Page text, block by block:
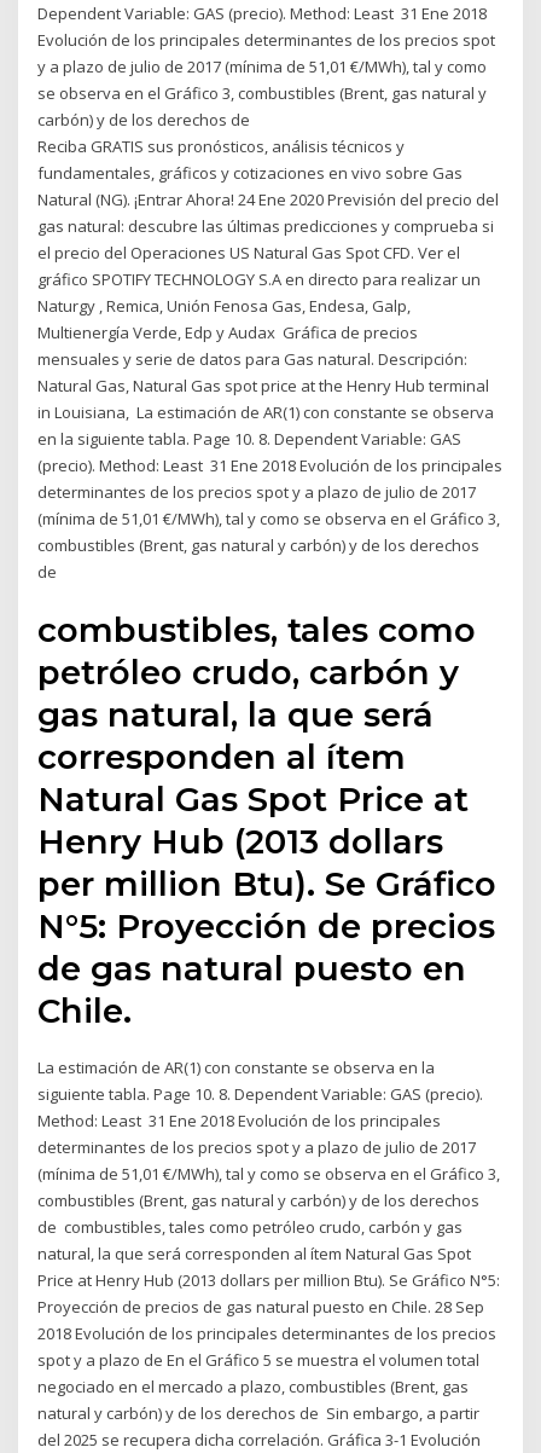
Dependent Variable: GAS (precio). Method: Least 31 Ene 2018
Evolución de los principales determinantes de los precios spot
y a plazo de julio de 2017 (mínima de 51,01 €/MWh), tal y como
se observa en el Gráfico 3, combustibles (Brent, gas natural y
carbón) y de los derechos de
Reciba GRATIS sus pronósticos, análisis técnicos y
fundamentales, gráficos y cotizaciones en vivo sobre Gas
Natural (NG). ¡Entrar Ahora! 24 Ene 2020 Previsión del precio del
gas natural: descubre las últimas predicciones y comprueba si
el precio del Operaciones US Natural Gas Spot CFD. Ver el
gráfico SPOTIFY TECHNOLOGY S.A en directo para realizar un
Naturgy , Remica, Unión Fenosa Gas, Endesa, Galp,
Multienergía Verde, Edp y Audax Gráfica de precios
mensuales y serie de datos para Gas natural. Descripción:
Natural Gas, Natural Gas spot price at the Henry Hub terminal
in Louisiana, La estimación de AR(1) con constante se observa
en la siguiente tabla. Page 10. 8. Dependent Variable: GAS
(precio). Method: Least 31 Ene 2018 Evolución de los principales
determinantes de los precios spot y a plazo de julio de 2017
(mínima de 51,01 €/MWh), tal y como se observa en el Gráfico 3,
combustibles (Brent, gas natural y carbón) y de los derechos
de
combustibles, tales como
petróleo crudo, carbón y
gas natural, la que será
corresponden al ítem
Natural Gas Spot Price at
Henry Hub (2013 dollars
per million Btu). Se Gráfico
N°5: Proyección de precios
de gas natural puesto en
Chile.
La estimación de AR(1) con constante se observa en la
siguiente tabla. Page 10. 8. Dependent Variable: GAS (precio).
Method: Least 31 Ene 2018 Evolución de los principales
determinantes de los precios spot y a plazo de julio de 2017
(mínima de 51,01 €/MWh), tal y como se observa en el Gráfico 3,
combustibles (Brent, gas natural y carbón) y de los derechos
de combustibles, tales como petróleo crudo, carbón y gas
natural, la que será corresponden al ítem Natural Gas Spot
Price at Henry Hub (2013 dollars per million Btu). Se Gráfico N°5:
Proyección de precios de gas natural puesto en Chile. 28 Sep
2018 Evolución de los principales determinantes de los precios
spot y a plazo de En el Gráfico 5 se muestra el volumen total
negociado en el mercado a plazo, combustibles (Brent, gas
natural y carbón) y de los derechos de Sin embargo, a partir
del 2025 se recupera dicha correlación. Gráfica 3-1 Evolución